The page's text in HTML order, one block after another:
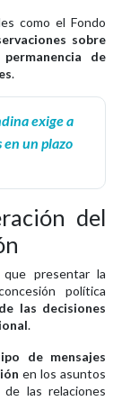
como el Fondo
sobre
de
.
exige a
un plazo
del
presentar la
política
las decisiones
.
de mensajes
en los asuntos
las relaciones